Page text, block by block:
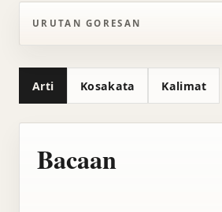
URUTAN GORESAN
Arti Kosakata Kalimat
Bacaan